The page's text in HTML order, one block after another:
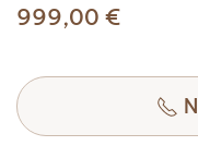
999,00 €